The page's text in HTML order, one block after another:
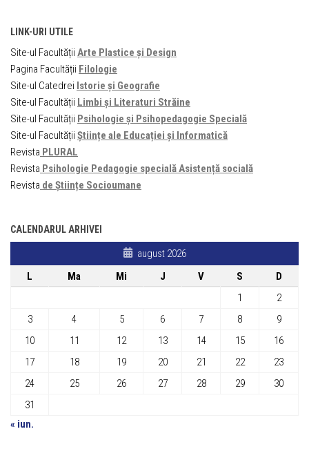
LINK-URI UTILE
Site-ul Facultății Arte Plastice și Design
Pagina Facultății Filologie
Site-ul Catedrei Istorie și Geografie
Site-ul Facultății Limbi și Literaturi Străine
Site-ul Facultății Psihologie și Psihopedagogie Specială
Site-ul Facultății Științe ale Educației și Informatică
Revista PLURAL
Revista Psihologie Pedagogie specială Asistență socială
Revista de Științe Socioumane
CALENDARUL ARHIVEI
august 2026
L
Ma Mi J V S
D
1
2
3
4 5 6 7 8
9
10
11 12 13 14 15
16
17
18 19 20 21 22
23
24
25 26 27 28 29
30
31
« iun.